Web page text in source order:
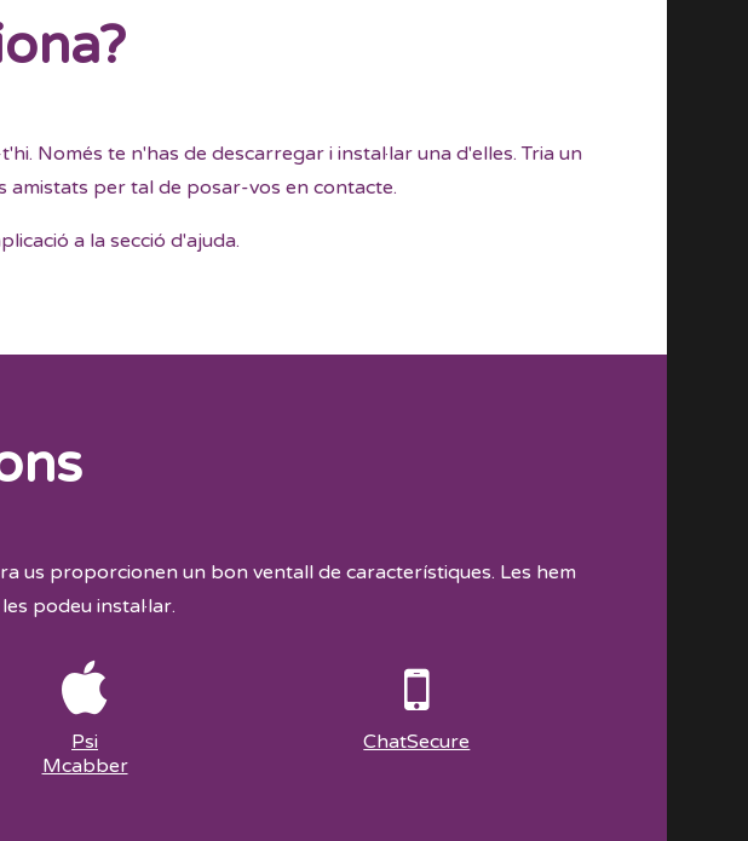
Només te n'has de descarregar i instal·lar una d'elles. Tria un
amistats per tal de posar-vos en contacte.
a la secció d'ajuda.
us proporcionen un bon ventall de característiques. Les hem
podeu instal·lar.
Psi
Mcabber
ChatSecure